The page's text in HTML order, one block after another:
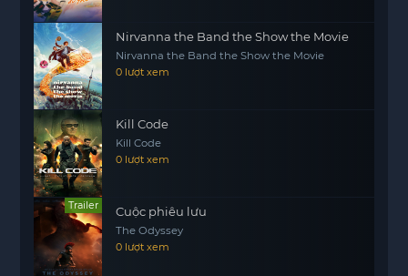
Nirvanna the Band the Show the Movie
Nirvanna the Band the Show the Movie
0 lượt xem
Kill Code
Kill Code
0 lượt xem
Trailer Cuộc phiêu lưu
The Odyssey
0 lượt xem